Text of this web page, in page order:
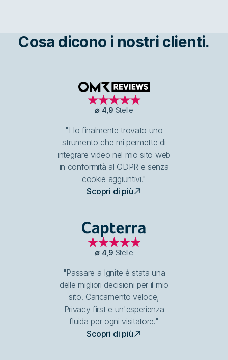
Cosa dicono i nostri clienti.
OMR Reviews
∅ 4,9 Stelle
"Ho finalmente trovato uno
strumento che mi permette di
integrare video nel mio sito web
in conformità al GDPR e senza
cookie aggiuntivi."
Scopri di più
Capterra
∅ 4,9 Stelle
"Passare a Ignite è stata una
delle migliori decisioni per il mio
sito. Caricamento veloce,
Privacy first e un'esperienza
fluida per ogni visitatore."
Scopri di più